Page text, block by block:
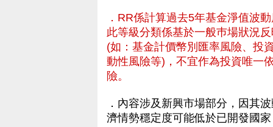
．RR係計算過去5年基金淨值波
此等級分類係基於一般巿場狀況
(如：基金計價幣別匯率風險、投
動性風險等)，不宜作為投資唯一
險。
．內容涉及新興市場部分，因其
濟情勢穩定度可能低於已開發國